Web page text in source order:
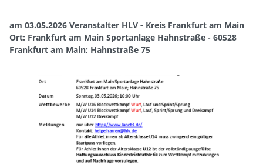
am 03.05.2026 Veranstalter HLV - Kreis Frankfurt am Main
Ort: Frankfurt am Main Sportanlage Hahnstraße - 60528
Frankfurt am Main; Hahnstraße 75